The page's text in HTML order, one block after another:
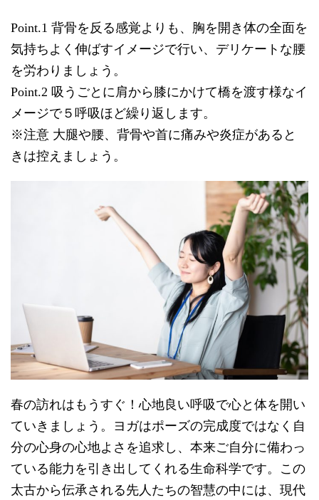
Point.1 背骨を反る感覚よりも、胸を開き体の全面を
気持ちよく伸ばすイメージで行い、デリケートな腰
を労わりましょう。
Point.2 吸うごとに肩から膝にかけて橋を渡す様なイ
メージで５呼吸ほど繰り返します。
※注意 大腿や腰、背骨や首に痛みや炎症があると
きは控えましょう。
春の訪れはもうすぐ！心地良い呼吸で心と体を開い
ていきましょう。ヨガはポーズの完成度ではなく自
分の心身の心地よさを追求し、本来ご自分に備わっ
ている能力を引き出してくれる生命科学です。この
太古から伝承される先人たちの智慧の中には、現代